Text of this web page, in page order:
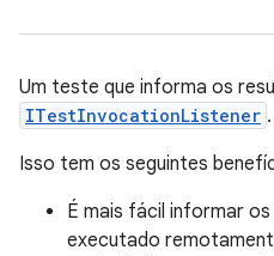
Um teste que informa os
ITestInvocationListener .
Isso tem os seguintes
É mais fácil informar
executado